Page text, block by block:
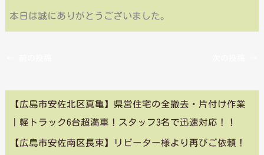
【広島市安佐北区真亀】県営住宅の全撤去・片付け作業
｜軽トラック6台超満車！スタッフ3名で迅速対応！！
【広島市安佐南区長束】リピーター様より再びご依頼！
本日は誠にありがとうございました。